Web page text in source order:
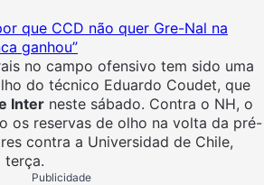
que CCD não quer Gre-Nal na
ganhou”
no campo ofensivo tem sido uma
do técnico Eduardo Coudet, que
Inter neste sábado. Contra o NH, o
os reservas de olho na volta da pré-
contra a Universidad de Chile,
terça.
Publicidade